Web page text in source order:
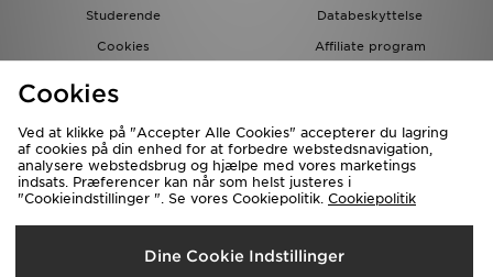
Studerende
Databeskyttelse
Cookies
Affiliate program
Forsendelse Til
Danmark
Cookies
Ved at klikke på "Accepter Alle Cookies" accepterer du lagring
af cookies på din enhed for at forbedre webstedsnavigation,
analysere webstedsbrug og hjælpe med vores marketings
indsats. Præferencer kan når som helst justeres i
"Cookieindstillinger ". Se vores Cookiepolitik. Cookiepolitik
Dine Cookie Indstillinger